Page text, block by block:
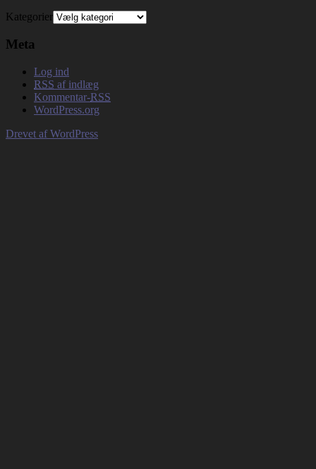
Kategorier
Meta
Log ind
RSS af indlæg
Kommentar-RSS
WordPress.org
Drevet af WordPress